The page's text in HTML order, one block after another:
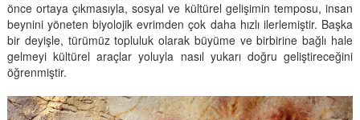
önce ortaya çıkmasıyla, sosyal ve kültürel gelişimin temposu, insan
beynini yöneten biyolojik evrimden çok daha hızlı ilerlemiştir. Başka
bir deyişle, türümüz topluluk olarak büyüme ve birbirine bağlı hale
gelmeyi kültürel araçlar yoluyla nasıl yukarı doğru geliştireceğini
öğrenmiştir.